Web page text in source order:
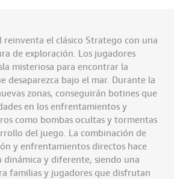
reinventa el clásico Stratego con una
de exploración. Los jugadores
misteriosa para encontrar la
desaparezca bajo el mar. Durante la
zonas, conseguirán botines que
en los enfrentamientos y
como bombas ocultas y tormentas
del juego. La combinación de
y enfrentamientos directos hace
dinámica y diferente, siendo una
familias y jugadores que disfrutan